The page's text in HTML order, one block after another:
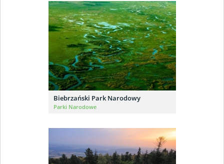
Biebrzański Park Narodowy
Parki Narodowe